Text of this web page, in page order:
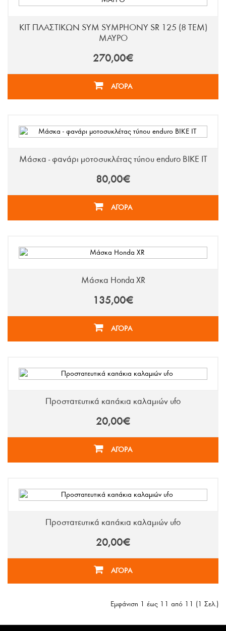
ΚΙΤ ΠΛΑΣΤΙΚΩΝ SYM SYMPHONY SR 125 (8 ΤΕΜ)
ΜΑΥΡΟ
270,00€
ΑΓΟΡΑ
Μάσκα - φανάρι μοτοσυκλέτας τύπου enduro BIKE IT
80,00€
ΑΓΟΡΑ
Μάσκα Honda XR
135,00€
ΑΓΟΡΑ
Προστατευτικά καπάκια καλαμιών ufo
20,00€
ΑΓΟΡΑ
Προστατευτικά καπάκια καλαμιών ufo
20,00€
ΑΓΟΡΑ
Εμφάνιση 1 έως 11 από 11 (1 Σελ.)